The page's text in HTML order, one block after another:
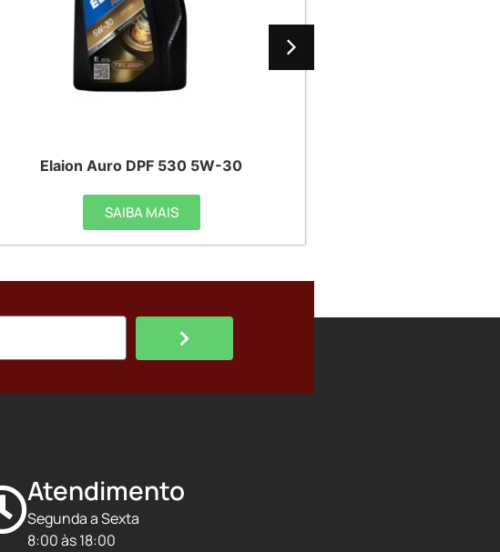
Elaion Auro DPF 530 5W-30
SAIBA MAIS
Atendimento
Segunda a Sexta
8:00 às 18:00